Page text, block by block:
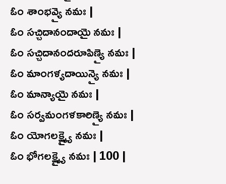
ఓం శాంభవ్యై నమః |
ఓం సచ్చిదానందాయై నమః |
ఓం సచ్చిదానందరూపిణ్యై నమః |
ఓం మాంగళ్యదాయిన్యై నమః |
ఓం మాన్యాయై నమః |
ఓం సర్వమంగళకారిణ్యై నమః |
ఓం యోగలక్ష్మ్యై నమః |
ఓం భోగలక్ష్మ్యై నమః | 100 |